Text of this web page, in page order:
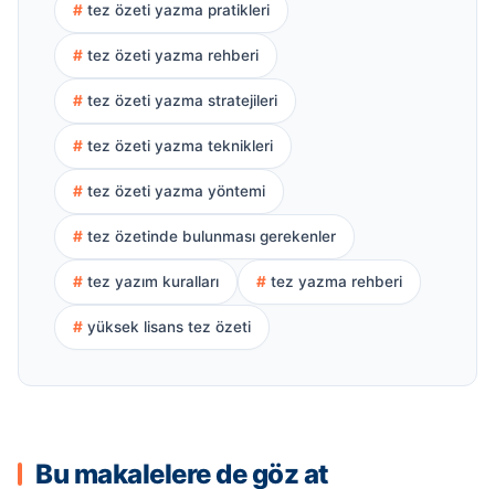
tez özeti yazma pratikleri
tez özeti yazma rehberi
tez özeti yazma stratejileri
tez özeti yazma teknikleri
tez özeti yazma yöntemi
tez özetinde bulunması gerekenler
tez yazım kuralları tez yazma rehberi
yüksek lisans tez özeti
Bu makalelere de göz at